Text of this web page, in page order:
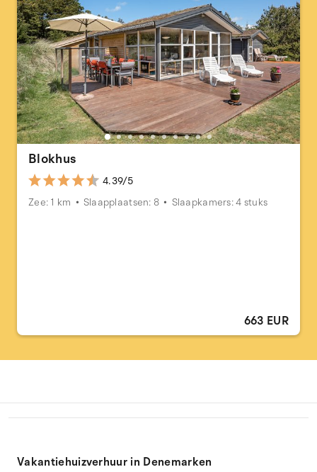
Blokhus
4.39/5
Zee: 1 km
Slaapplaatsen: 8 Slaapkamers: 4 stuks
663 EUR
Vakantiehuizverhuur in Denemarken